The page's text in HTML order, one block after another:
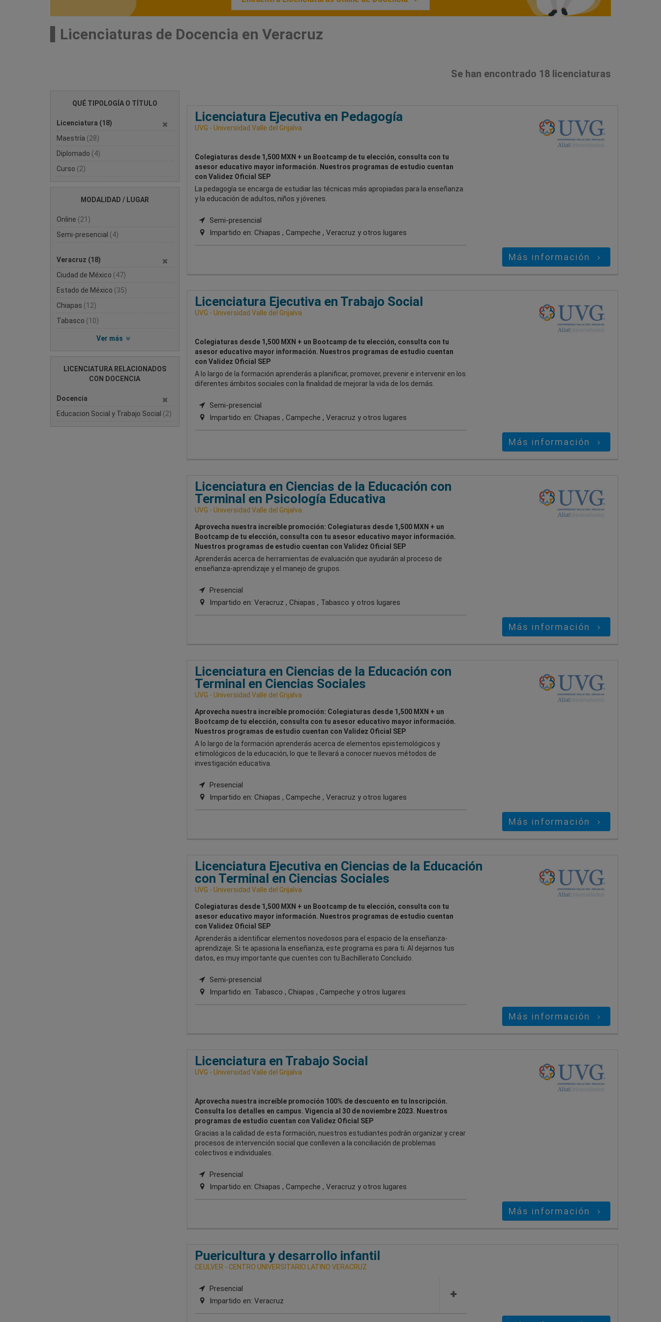
Licenciaturas de Docencia en Veracruz
Se han encontrado 18 licenciaturas
QUÉ TIPOLOGÍA O TÍTULO
Licenciatura (18)
Maestría (28)
Diplomado (4)
Curso (2)
MODALIDAD / LUGAR
Online (21)
Semi-presencial (4)
Veracruz (18)
Ciudad de México (47)
Estado de México (35)
Chiapas (12)
Tabasco (10)
Ver más
LICENCIATURA RELACIONADOS
CON DOCENCIA
Docencia
Educacion Social y Trabajo Social (2)
Licenciatura Ejecutiva en Pedagogía
UVG - Universidad Valle del Grijalva
Colegiaturas desde 1,500 MXN + un Bootcamp de tu elección, consulta con tu
asesor educativo mayor información. Nuestros programas de estudio cuentan
con Validez Oficial SEP
La pedagogía se encarga de estudiar las técnicas más apropiadas para la enseñanza
y la educación de adultos, niños y jóvenes.
Semi-presencial
Impartido en: Chiapas , Campeche , Veracruz y otros lugares
Más información
Licenciatura Ejecutiva en Trabajo Social
UVG - Universidad Valle del Grijalva
Colegiaturas desde 1,500 MXN + un Bootcamp de tu elección, consulta con tu
asesor educativo mayor información. Nuestros programas de estudio cuentan
con Validez Oficial SEP
A lo largo de la formación aprenderás a planificar, promover, prevenir e intervenir en los
diferentes ámbitos sociales con la finalidad de mejorar la vida de los demás.
Semi-presencial
Impartido en: Chiapas , Campeche , Veracruz y otros lugares
Más información
Licenciatura en Ciencias de la Educación con
Terminal en Psicología Educativa
UVG - Universidad Valle del Grijalva
Aprovecha nuestra increíble promoción: Colegiaturas desde 1,500 MXN + un
Bootcamp de tu elección, consulta con tu asesor educativo mayor información.
Nuestros programas de estudio cuentan con Validez Oficial SEP
Aprenderás acerca de herramientas de evaluación que ayudarán al proceso de
enseñanza-aprendizaje y el manejo de grupos.
Presencial
Impartido en: Veracruz , Chiapas , Tabasco y otros lugares
Más información
Licenciatura en Ciencias de la Educación con
Terminal en Ciencias Sociales
UVG - Universidad Valle del Grijalva
Aprovecha nuestra increíble promoción: Colegiaturas desde 1,500 MXN + un
Bootcamp de tu elección, consulta con tu asesor educativo mayor información.
Nuestros programas de estudio cuentan con Validez Oficial SEP
A lo largo de la formación aprenderás acerca de elementos epistemológicos y
etimológicos de la educación, lo que te llevará a conocer nuevos métodos de
investigación educativa.
Presencial
Impartido en: Chiapas , Campeche , Veracruz y otros lugares
Más información
Licenciatura Ejecutiva en Ciencias de la Educación
con Terminal en Ciencias Sociales
UVG - Universidad Valle del Grijalva
Colegiaturas desde 1,500 MXN + un Bootcamp de tu elección, consulta con tu
asesor educativo mayor información. Nuestros programas de estudio cuentan
con Validez Oficial SEP
Aprenderás a identificar elementos novedosos para el espacio de la enseñanza-
aprendizaje. Si te apasiona la enseñanza, este programa es para ti. Al dejarnos tus
datos, es muy importante que cuentes con tu Bachillerato Concluido.
Semi-presencial
Impartido en: Tabasco , Chiapas , Campeche y otros lugares
Más información
Licenciatura en Trabajo Social
UVG - Universidad Valle del Grijalva
Aprovecha nuestra increíble promoción 100% de descuento en tu Inscripción.
Consulta los detalles en campus. Vigencia al 30 de noviembre 2023. Nuestros
programas de estudio cuentan con Validez Oficial SEP
Gracias a la calidad de esta formación, nuestros estudiantes podrán organizar y crear
procesos de intervención social que conlleven a la conciliación de problemas
colectivos e individuales.
Presencial
Impartido en: Chiapas , Campeche , Veracruz y otros lugares
Más información
Puericultura y desarrollo infantil
CEULVER - CENTRO UNIVERSITARIO LATINO VERACRUZ
Presencial
Impartido en: Veracruz